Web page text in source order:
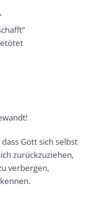
Gott sich selbst
zurückzuziehen,
verbergen,